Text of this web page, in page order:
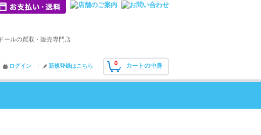
ールの買取・販売専門店
0 カートの中身
ログイン 新規登録はこちら